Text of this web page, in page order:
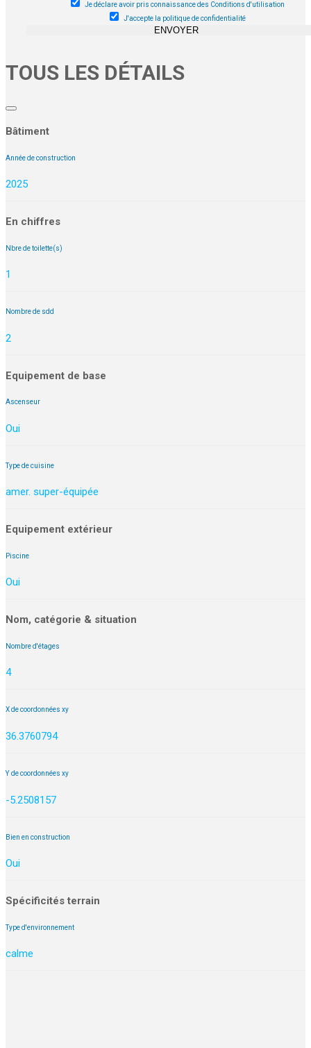
Je déclare avoir pris connaissance des Conditions d'utilisation
J'accepte la politique de confidentialité
ENVOYER
TOUS LES DÉTAILS
Bâtiment
Année de construction
2025
En chiffres
Nbre de toilette(s)
1
Nombre de sdd
2
Equipement de base
Ascenseur
Oui
Type de cuisine
amer. super-équipée
Equipement extérieur
Piscine
Oui
Nom, catégorie & situation
Nombre d'étages
4
X de coordonnées xy
36.3760794
Y de coordonnées xy
-5.2508157
Bien en construction
Oui
Spécificités terrain
Type d'environnement
calme